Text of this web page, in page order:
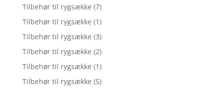
Tilbehør til rygsække (7)
Tilbehør til rygsække (1)
Tilbehør til rygsække (3)
Tilbehør til rygsække (2)
Tilbehør til rygsække (1)
Tilbehør til rygsække (5)